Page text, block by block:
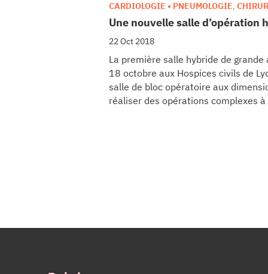
Report.
Une nouvelle salle d’opération
22 Oct 2018
CARDIOLOGIE • PNEUMOLOGIE,
TECHNOLOGIES
La première salle hybride de
18 octobre aux Hospices civils de
salle de bloc opératoire aux
réaliser des opérations complexes